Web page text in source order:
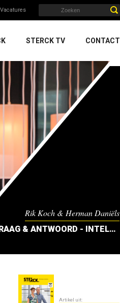
Vacatures
STERCK TV CONTACT
Rik Koch & Herman Daniëls
VRAAG & ANTWOORD - INTELLISOL
Artikel uit: